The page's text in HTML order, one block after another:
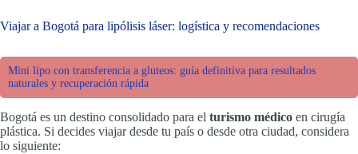
Viajar a Bogotá para lipólisis láser: logística y recomendaciones
Mini lipo con transferencia a gluteos: guía definitiva para resultados
naturales y recuperación rápida
Bogotá es un destino consolidado para el turismo médico en cirugía
plástica. Si decides viajar desde tu país o desde otra ciudad, considera
lo siguiente: